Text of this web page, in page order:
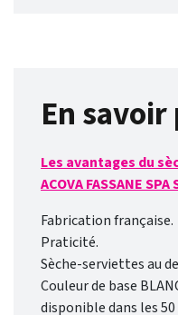
En savoir
Les avantages du
ACOVA FASSANE
Fabrication française.
Praticité.
Sèche-serviettes au
Couleur de base
disponible dans les 50